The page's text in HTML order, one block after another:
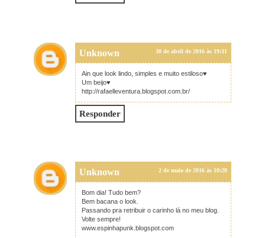
Unknown 30 de abril de 2016 às 19:31
Ain que look lindo, simples e muito estiloso♥
Um beijo♥
http://rafaelleventura.blogspot.com.br/
Responder
Unknown 2 de maio de 2016 às 10:28
Bom dia! Tudo bem?
Bem bacana o look.
Passando pra retribuir o carinho lá no meu blog.
Volte sempre!
www.espinhapunk.blogspot.com